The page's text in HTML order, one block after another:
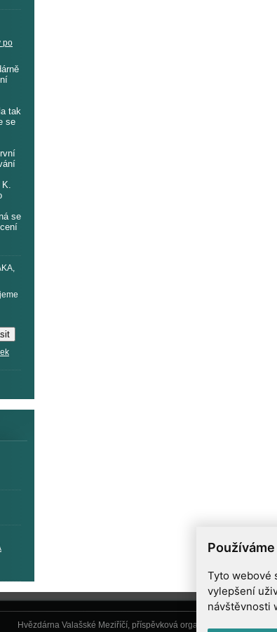
Tyto webové
vylepšení
návštěvnosti
po
tak
se
K.
se
Hvězdárna Valašské Meziříčí, příspěvková organizace, Vsetínská